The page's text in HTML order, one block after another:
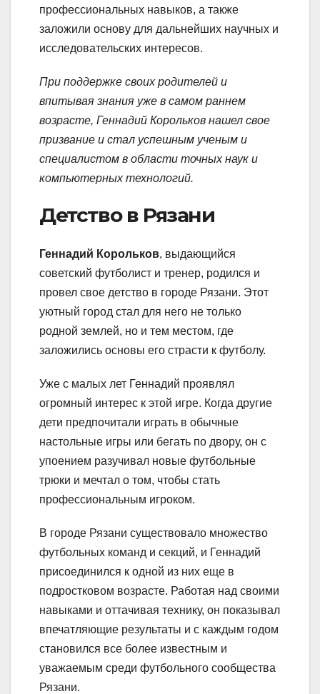
профессиональных навыков, а также
заложили основу для дальнейших научных и
исследовательских интересов.
При поддержке своих родителей и
впитывая знания уже в самом раннем
возрасте, Геннадий Корольков нашел свое
призвание и стал успешным ученым и
специалистом в области точных наук и
компьютерных технологий.
Детство в Рязани
Геннадий Корольков, выдающийся
советский футболист и тренер, родился и
провел свое детство в городе Рязани. Этот
уютный город стал для него не только
родной землей, но и тем местом, где
заложились основы его страсти к футболу.
Уже с малых лет Геннадий проявлял
огромный интерес к этой игре. Когда другие
дети предпочитали играть в обычные
настольные игры или бегать по двору, он с
упоением разучивал новые футбольные
трюки и мечтал о том, чтобы стать
профессиональным игроком.
В городе Рязани существовало множество
футбольных команд и секций, и Геннадий
присоединился к одной из них еще в
подростковом возрасте. Работая над своими
навыками и оттачивая технику, он показывал
впечатляющие результаты и с каждым годом
становился все более известным и
уважаемым среди футбольного сообщества
Рязани.